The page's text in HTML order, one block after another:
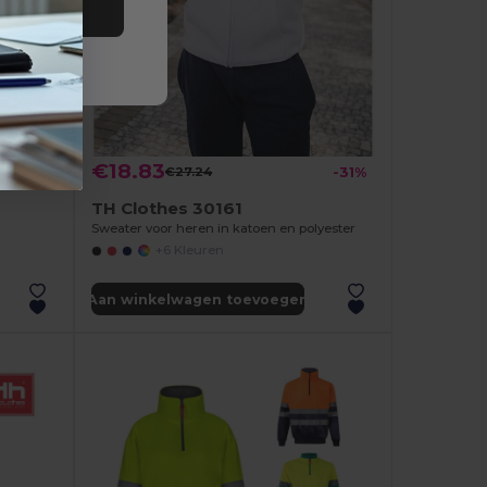
-33%
€18.83€27.24 -31%
TH Clothes 30161
Sweater voor heren in katoen en polyester
Aan winkelwagen toevoegen